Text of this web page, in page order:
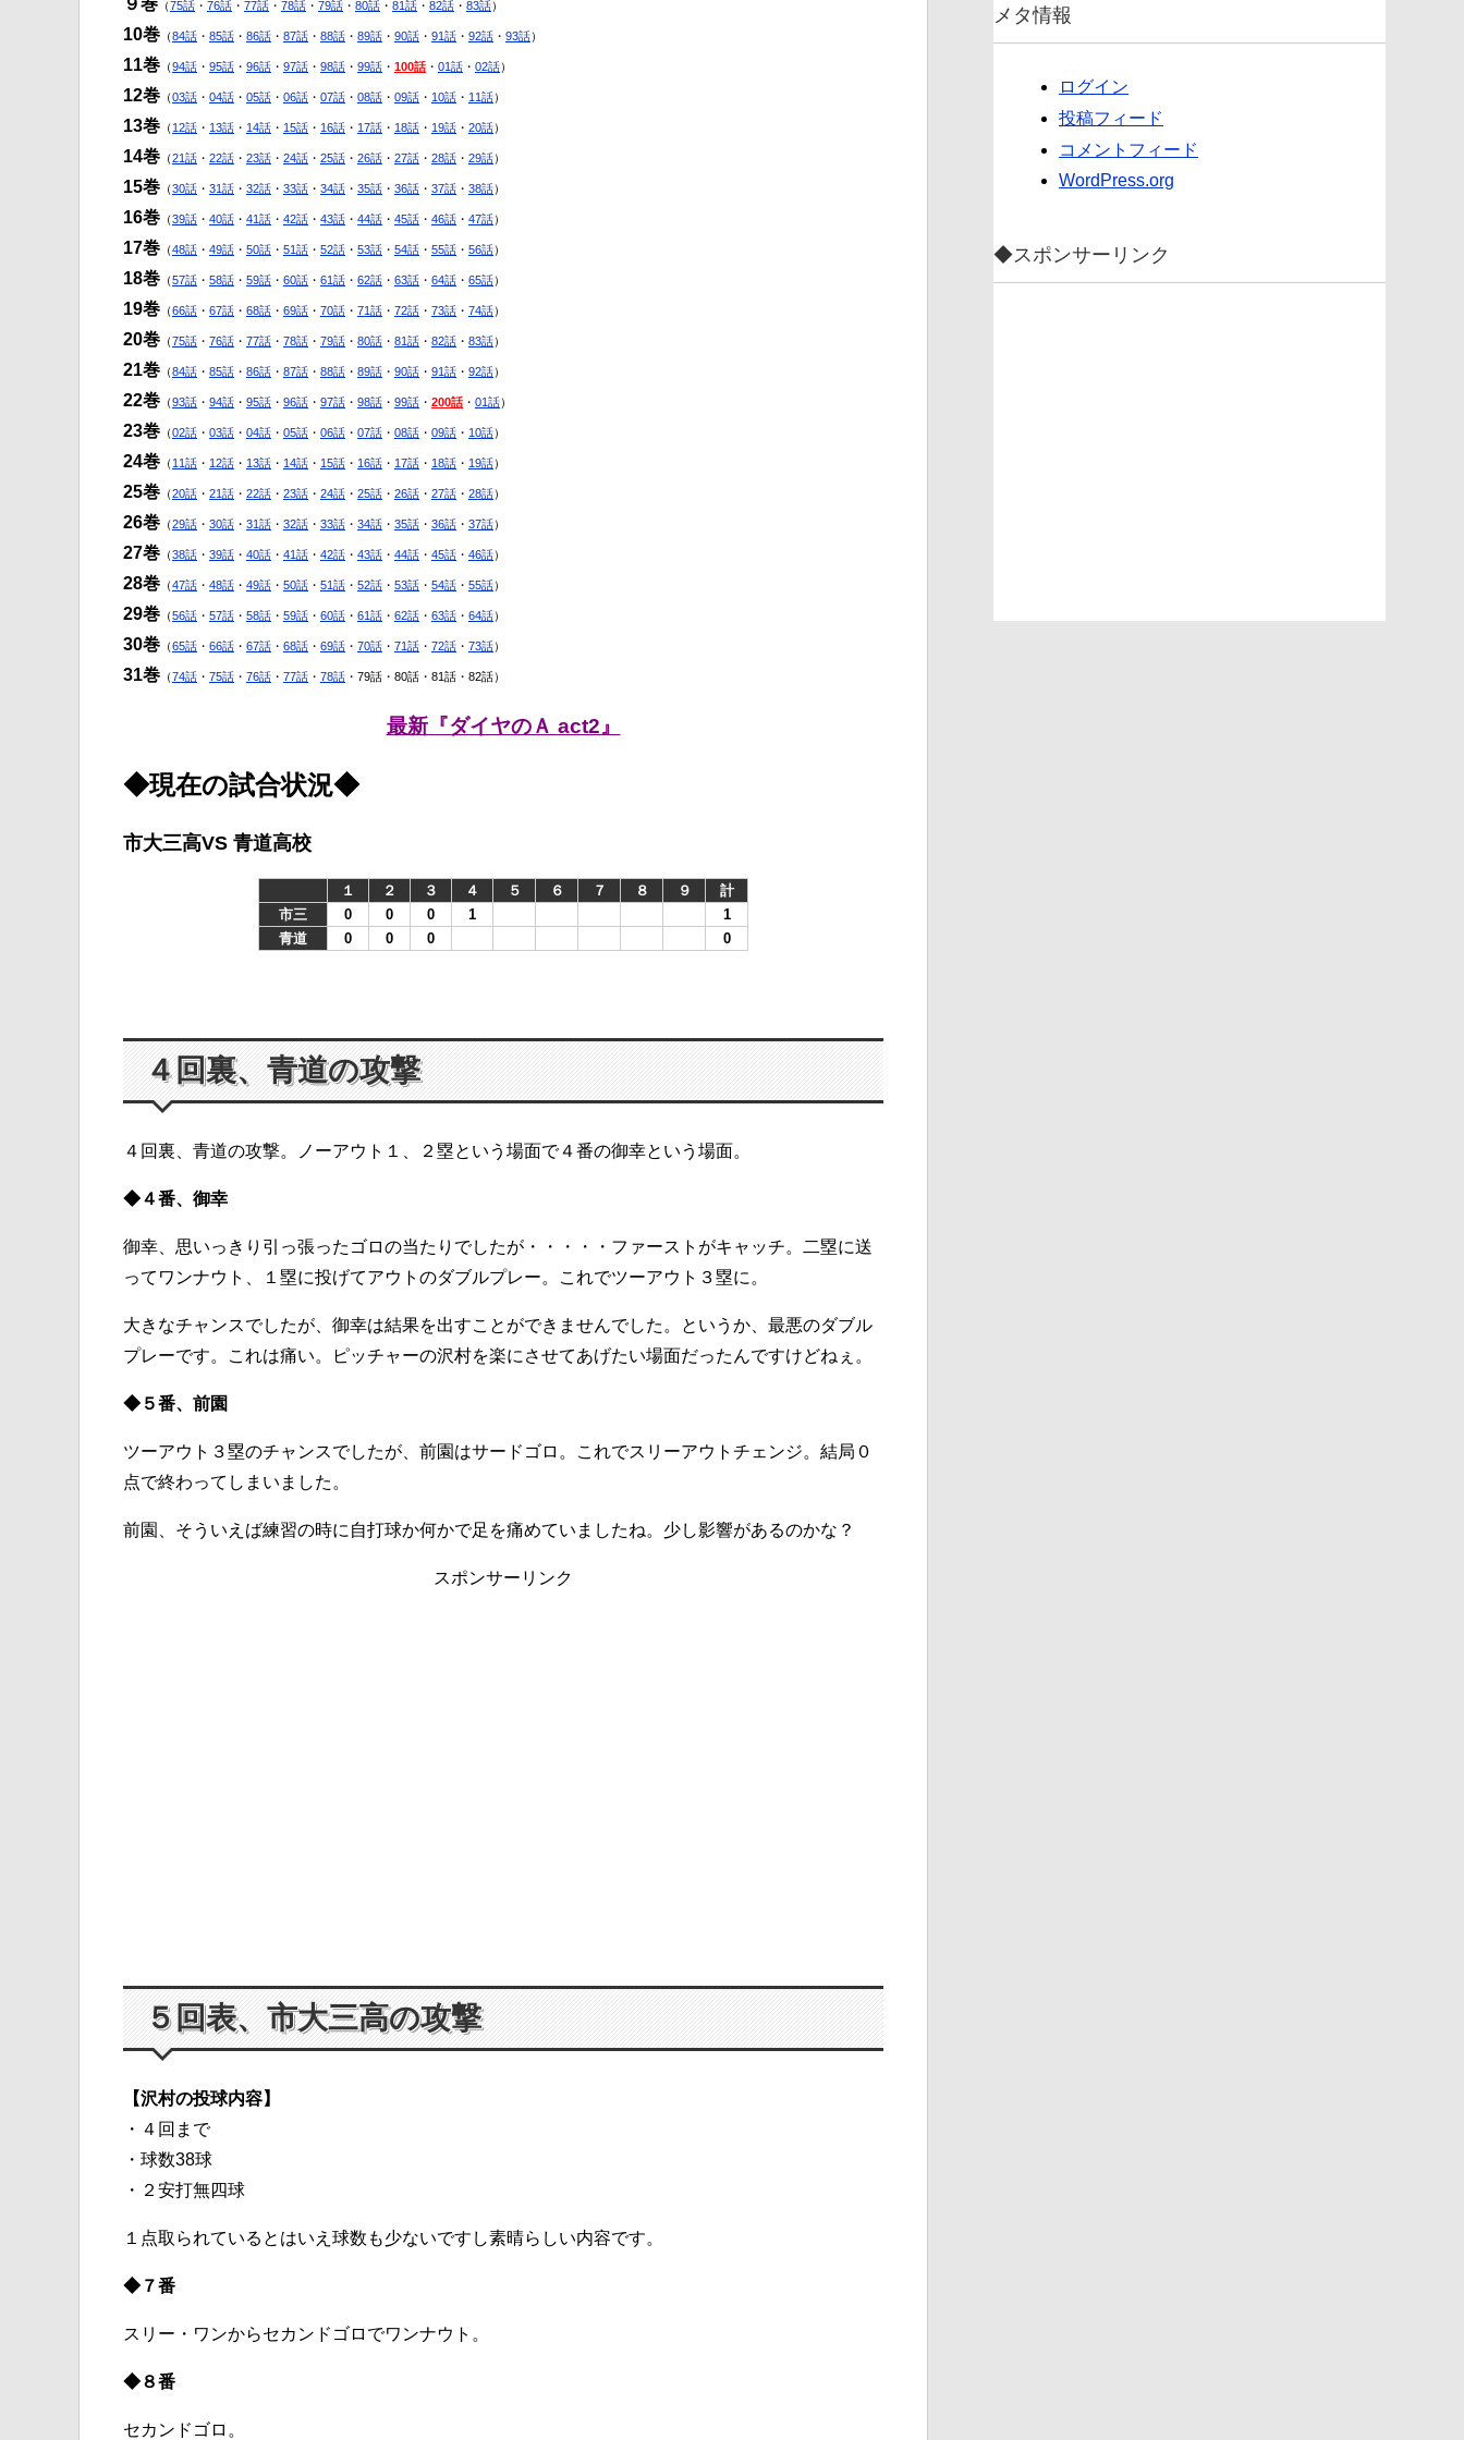
９巻 （75話 ・ 76話 ・ 77話 ・ 78話 ・ 79話 ・ 80話 ・ 81話 ・ 82話 ・ 83話）
10巻 （84話 ・ 85話 ・ 86話 ・ 87話 ・ 88話 ・ 89話 ・ 90話 ・ 91話 ・ 92話 ・ 93話）
11巻 （94話 ・ 95話 ・ 96話 ・ 97話 ・ 98話 ・ 99話 ・ 100話 ・ 01話 ・ 02話）
12巻 （03話 ・ 04話 ・ 05話 ・ 06話 ・ 07話 ・ 08話 ・ 09話 ・ 10話 ・ 11話）
13巻 （12話 ・ 13話 ・ 14話 ・ 15話 ・ 16話 ・ 17話 ・ 18話 ・ 19話 ・ 20話）
14巻 （21話 ・ 22話 ・ 23話 ・ 24話 ・ 25話 ・ 26話 ・ 27話 ・ 28話 ・ 29話）
15巻 （30話 ・ 31話 ・ 32話 ・ 33話 ・ 34話 ・ 35話 ・ 36話 ・ 37話 ・ 38話）
16巻 （39話 ・ 40話 ・ 41話 ・ 42話 ・ 43話 ・ 44話 ・ 45話 ・ 46話 ・ 47話）
17巻 （48話 ・ 49話 ・ 50話 ・ 51話 ・ 52話 ・ 53話 ・ 54話 ・ 55話 ・ 56話）
18巻 （57話 ・ 58話 ・ 59話 ・ 60話 ・ 61話 ・ 62話 ・ 63話 ・ 64話 ・ 65話）
19巻 （66話 ・ 67話 ・ 68話 ・ 69話 ・ 70話 ・ 71話 ・ 72話 ・ 73話 ・ 74話）
20巻 （75話 ・ 76話 ・ 77話 ・ 78話 ・ 79話 ・ 80話 ・ 81話 ・ 82話 ・ 83話）
21巻 （84話 ・ 85話 ・ 86話 ・ 87話 ・ 88話 ・ 89話 ・ 90話 ・ 91話 ・ 92話）
22巻 （93話 ・ 94話 ・ 95話 ・ 96話 ・ 97話 ・ 98話 ・ 99話 ・ 200話 ・ 01話）
23巻 （02話 ・ 03話 ・ 04話 ・ 05話 ・ 06話 ・ 07話 ・ 08話 ・ 09話 ・ 10話）
24巻 （11話 ・ 12話 ・ 13話 ・ 14話 ・ 15話 ・ 16話 ・ 17話 ・ 18話 ・ 19話）
25巻 （20話 ・ 21話 ・ 22話 ・ 23話 ・ 24話 ・ 25話 ・ 26話 ・ 27話 ・ 28話）
26巻 （29話 ・ 30話 ・ 31話 ・ 32話 ・ 33話 ・ 34話 ・ 35話 ・ 36話 ・ 37話）
27巻 （38話 ・ 39話 ・ 40話 ・ 41話 ・ 42話 ・ 43話 ・ 44話 ・ 45話 ・ 46話）
28巻 （47話 ・ 48話 ・ 49話 ・ 50話 ・ 51話 ・ 52話 ・ 53話 ・ 54話 ・ 55話）
29巻 （56話 ・ 57話 ・ 58話 ・ 59話 ・ 60話 ・ 61話 ・ 62話 ・ 63話 ・ 64話）
30巻 （65話 ・ 66話 ・ 67話 ・ 68話 ・ 69話 ・ 70話 ・ 71話 ・ 72話 ・ 73話）
31巻 （74話 ・ 75話 ・ 76話 ・ 77話 ・ 78話 ・79話・80話・81話・82話）
最新『ダイヤのＡ act2』
◆現在の試合状況◆
市大三高VS 青道高校
１ ２ ３ ４ ５ ６ ７ ８ ９
計
市三
0 0 0 1
1
青道
0 0 0 0
４回裏、青道の攻撃
４回裏、青道の攻撃。ノーアウト１、２塁という場面で４番の御幸という場面。
◆４番、御幸
御幸、思いっきり引っ張ったゴロの当たりでしたが・・・・・ファーストがキャッチ。二塁に送
ってワンナウト、１塁に投げてアウトのダブルプレー。これでツーアウト３塁に。
大きなチャンスでしたが、御幸は結果を出すことができませんでした。というか、最悪のダブル
プレーです。これは痛い。ピッチャーの沢村を楽にさせてあげたい場面だったんですけどねぇ。
◆５番、前園
ツーアウト３塁のチャンスでしたが、前園はサードゴロ。これでスリーアウトチェンジ。結局０
点で終わってしまいました。
前園、そういえば練習の時に自打球か何かで足を痛めていましたね。少し影響があるのかな？
スポンサーリンク
５回表、市大三高の攻撃
【沢村の投球内容】
・４回まで
・球数38球
・２安打無四球
１点取られているとはいえ球数も少ないですし素晴らしい内容です。
◆７番
スリー・ワンからセカンドゴロでワンナウト。
◆８番
セカンドゴロ。
メタ情報
ログイン
投稿フィード
コメントフィード
WordPress.org
◆スポンサーリンク